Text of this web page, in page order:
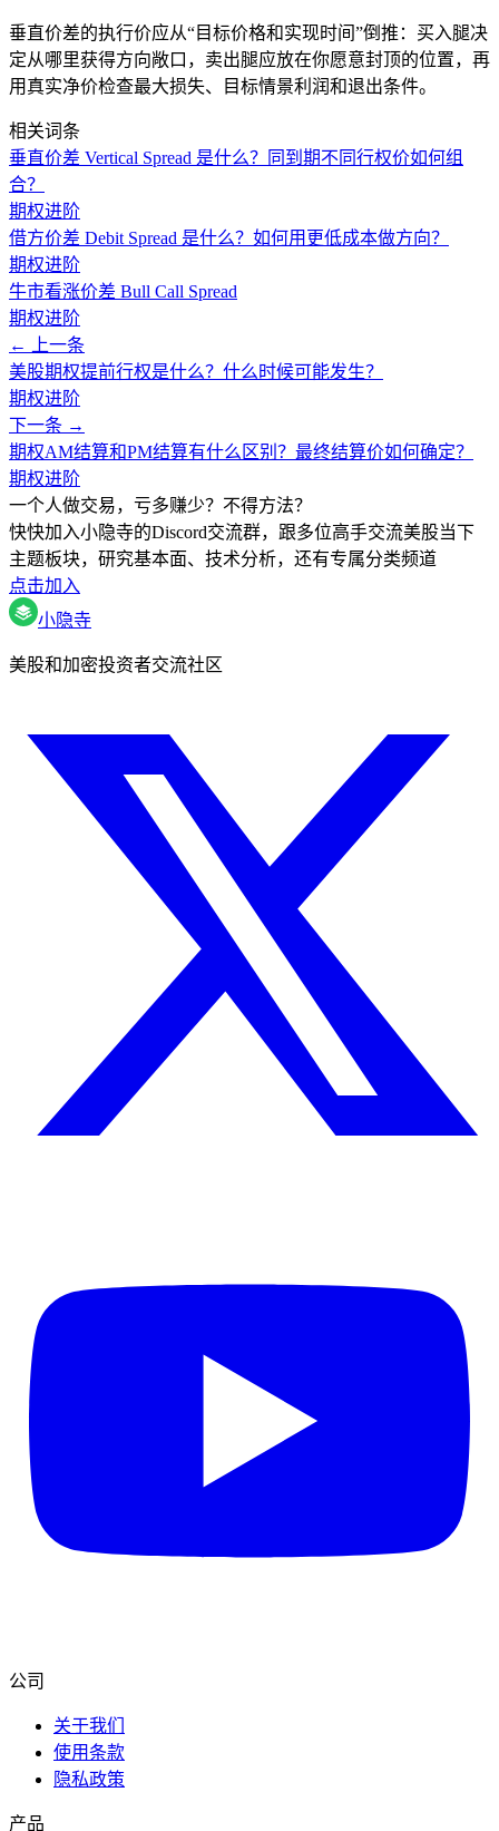
垂直价差的执行价应从“目标价格和实现时间”倒推：买入腿决
定从哪里获得方向敞口，卖出腿应放在你愿意封顶的位置，再
用真实净价检查最大损失、目标情景利润和退出条件。
相关词条
垂直价差 Vertical Spread 是什么？同到期不同行权价如何组
合？
期权进阶
借方价差 Debit Spread 是什么？如何用更低成本做方向？
期权进阶
牛市看涨价差 Bull Call Spread
期权进阶
← 上一条
美股期权提前行权是什么？什么时候可能发生？
期权进阶
下一条 →
期权AM结算和PM结算有什么区别？最终结算价如何确定？
期权进阶
一个人做交易，亏多赚少？不得方法？
快快加入小隐寺的Discord交流群，跟多位高手交流美股当下
主题板块，研究基本面、技术分析，还有专属分类频道
点击加入
小隐寺
美股和加密投资者交流社区
公司
关于我们
使用条款
隐私政策
产品